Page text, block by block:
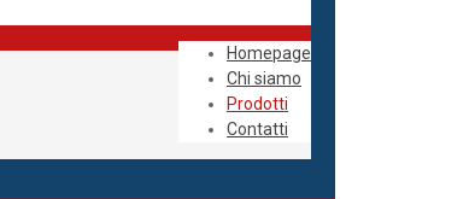
Homepage
Chi siamo
Prodotti
Contatti